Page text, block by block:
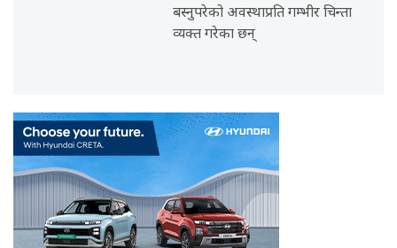
बस्नुपरेको अवस्थाप्रति गम्भीर चिन्ता
व्यक्त गरेका छन्